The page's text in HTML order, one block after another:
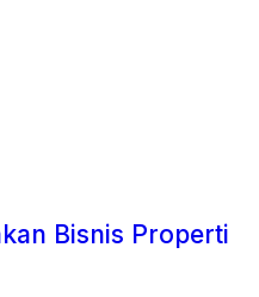
Bisnis Properti